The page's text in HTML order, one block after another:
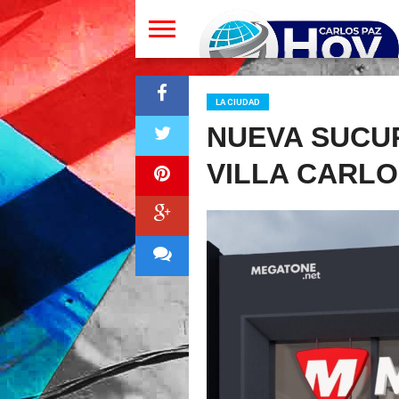
LA CIUDAD
NUEVA
VILLA